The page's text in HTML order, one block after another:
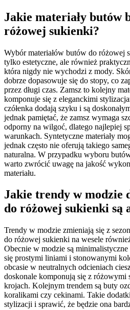
Jakie materiały butów
różowej sukienki?
Wybór materiałów butów do różowej
tylko estetyczne, ale również
która nigdy nie wychodzi z mody.
dobrze dopasowuje się do stopy, co
przez długi czas. Zamsz to kolejny
komponuje się z eleganckimi
czółenka dodają szyku i są
jednak pamiętać, że zamsz wymaga
odporny na wilgoć, dlatego najlepiej
warunkach. Syntetyczne materiały
jednak często nie oferują takiego
naturalna. W przypadku wyboru
warto zwrócić uwagę na jakość
materiału.
Jakie trendy w modzie
do różowej sukienki są
Trendy w modzie zmieniają się z
do różowej sukienki na wesele
Obecnie w modzie są
się prostymi liniami i stonowanymi
obcasie w neutralnych odcieniach
doskonale komponują się z różowymi
krojach. Kolejnym trendem są buty
koralikami czy cekinami. Takie
stylizacji i sprawić, że będzie ona